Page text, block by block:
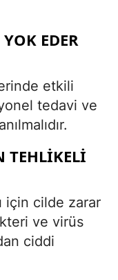
EDER
etkili
tedavi ve
TEHLIKELI
için cilde zarar
ve virüs
ciddi